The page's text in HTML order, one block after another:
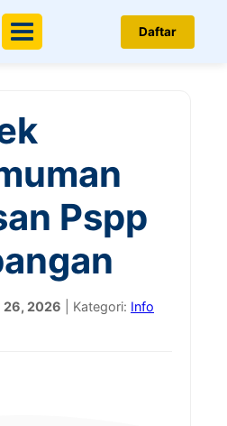
Menu Daftar
Pspp
26, 2026 | Kategori: Info